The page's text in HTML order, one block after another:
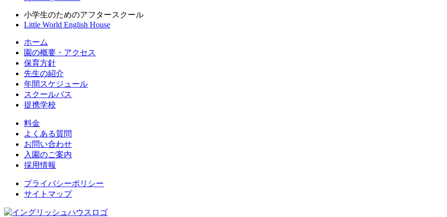
小学生のためのアフタースクール
Little World English House
ホーム
園の概要・アクセス
保育方針
先生の紹介
年間スケジュール
スクールバス
提携学校
料金
よくある質問
お問い合わせ
入園のご案内
採用情報
プライバシーポリシー
サイトマップ